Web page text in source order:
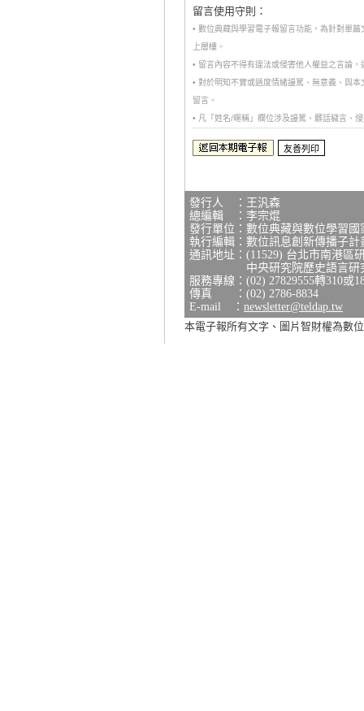
留言使用守則：
• 數位典藏與學習電子報留言功能，為針對單
上層樓。
• 留言內容不得有違法或侵害他人權益之言論
• 對於明知不實或過度情緒謾罵、無意義、與
留言。
• 凡「姓名/暱稱」欄位涉及謾罵、髒話穢言、
發行人 ：王汎森
總編輯 ：李宗焜
發行單位：數位典藏與數位學習
執行編輯：數位訊息創新傳播子計
通訊地址：(11529) 台北市南港區
中央研究院歷史語言研究
服務專線：(02) 27829555轉310或
傳真 ：(02) 2786-8834
E-mail ： newsletter@teldap.tw
本電子報所有文字、圖片智財權為數